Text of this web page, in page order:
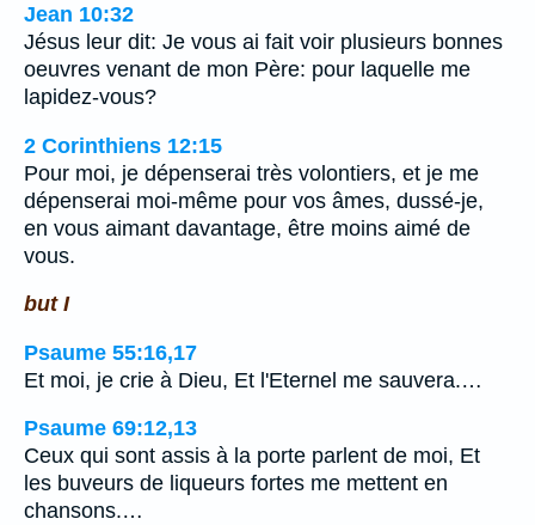
Jean 10:32
Jésus leur dit: Je vous ai fait voir plusieurs bonnes
oeuvres venant de mon Père: pour laquelle me
lapidez-vous?
2 Corinthiens 12:15
Pour moi, je dépenserai très volontiers, et je me
dépenserai moi-même pour vos âmes, dussé-je,
en vous aimant davantage, être moins aimé de
vous.
but I
Psaume 55:16,17
Et moi, je crie à Dieu, Et l'Eternel me sauvera.…
Psaume 69:12,13
Ceux qui sont assis à la porte parlent de moi, Et
les buveurs de liqueurs fortes me mettent en
chansons.…